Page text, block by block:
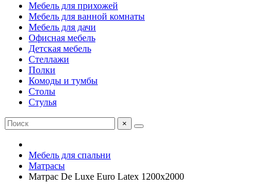
Мебель для прихожей
Мебель для ванной комнаты
Мебель для дачи
Офисная мебель
Детская мебель
Стеллажи
Полки
Комоды и тумбы
Столы
Стулья
×
Мебель для спальни
Матрасы
Матрас De Luxe Euro Latex 1200х2000